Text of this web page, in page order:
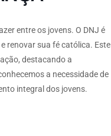
entre os jovens. O DNJ é
renovar sua fé católica. Este
destacando a
a necessidade de
integral dos jovens.